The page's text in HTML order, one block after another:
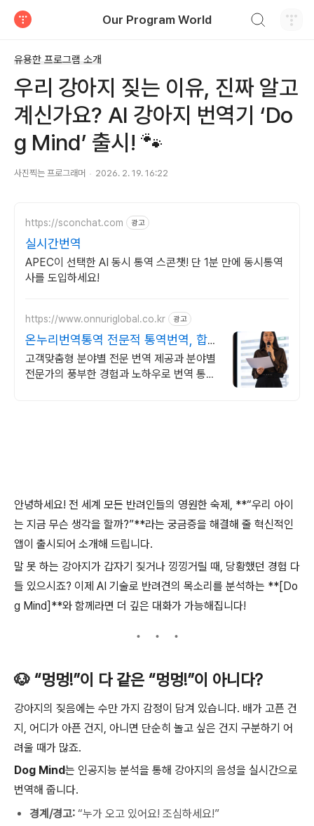
Our Program World
유용한 프로그램 소개
우리 강아지 짖는 이유, 진짜 알고
계신가요? AI 강아지 번역기 ‘Do
g Mind’ 출시! 🐾
사진찍는 프로그래머 2026. 2. 19. 16:22
https://sconchat.com 광고
실시간번역
APEC이 선택한 AI 동시 통역 스콘챗! 단 1분 만에 동시통역
사를 도입하세요!
https://www.onnuriglobal.co.kr 광고
온누리번역통역 전문적 통역번역, 합리
적가격
고객맞춤형 분야별 전문 번역 제공과 분야별
전문가의 풍부한 경험과 노하우로 번역 통역
안녕하세요! 전 세계 모든 반려인들의 영원한 숙제, **“우리 아이
는 지금 무슨 생각을 할까?”**라는 궁금증을 해결해 줄 혁신적인
앱이 출시되어 소개해 드립니다.
말 못 하는 강아지가 갑자기 짖거나 낑낑거릴 때, 당황했던 경험 다
들 있으시죠? 이제 AI 기술로 반려견의 목소리를 분석하는 **[Do
g Mind]**와 함께라면 더 깊은 대화가 가능해집니다!
🐶 “멍멍!”이 다 같은 “멍멍!”이 아니다?
강아지의 짖음에는 수만 가지 감정이 담겨 있습니다. 배가 고픈 건
지, 어디가 아픈 건지, 아니면 단순히 놀고 싶은 건지 구분하기 어
려울 때가 많죠.
Dog Mind는 인공지능 분석을 통해 강아지의 음성을 실시간으로
번역해 줍니다.
경계/경고: “누가 오고 있어요! 조심하세요!”